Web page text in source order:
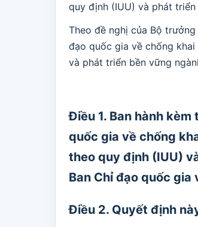
quy định (IUU) và phát
Theo đề nghị của Bộ
đạo quốc gia về chống
và phát triển bền vững
Điều 1. Ban hành
quốc gia về chống
theo quy định (IUU)
Ban Chỉ đạo quốc gia
Điều 2. Quyết định